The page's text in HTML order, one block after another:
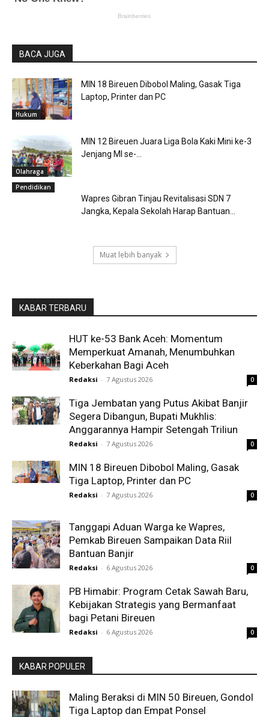
BACA JUGA
Hukum
MIN 18 Bireuen Dibobol Maling, Gasak Tiga
Laptop, Printer dan PC
Olahraga
MIN 12 Bireuen Juara Liga Bola Kaki Mini ke-3
Jenjang MI se-...
Pendidikan
Wapres Gibran Tinjau Revitalisasi SDN 7
Jangka, Kepala Sekolah Harap Bantuan...
Muat lebih banyak
KABAR TERBARU
HUT ke-53 Bank Aceh: Momentum
Memperkuat Amanah, Menumbuhkan
Keberkahan Bagi Aceh
Redaksi - 7 Agustus 2026 0
Tiga Jembatan yang Putus Akibat Banjir
Segera Dibangun, Bupati Mukhlis:
Anggarannya Hampir Setengah Triliun
Redaksi - 7 Agustus 2026 0
MIN 18 Bireuen Dibobol Maling, Gasak
Tiga Laptop, Printer dan PC
Redaksi - 7 Agustus 2026 0
Tanggapi Aduan Warga ke Wapres,
Pemkab Bireuen Sampaikan Data Riil
Bantuan Banjir
Redaksi - 6 Agustus 2026 0
PB Himabir: Program Cetak Sawah Baru,
Kebijakan Strategis yang Bermanfaat
bagi Petani Bireuen
Redaksi - 6 Agustus 2026 0
KABAR POPULER
Maling Beraksi di MIN 50 Bireuen, Gondol
Tiga Laptop dan Empat Ponsel